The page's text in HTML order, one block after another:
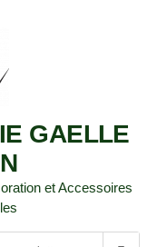
GAELLE
et Accessoires